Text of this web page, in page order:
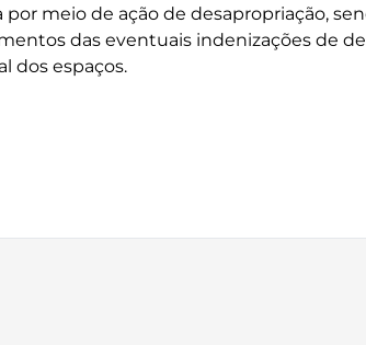
meio de ação de desapropriação,
das eventuais indenizações de
dos espaços.